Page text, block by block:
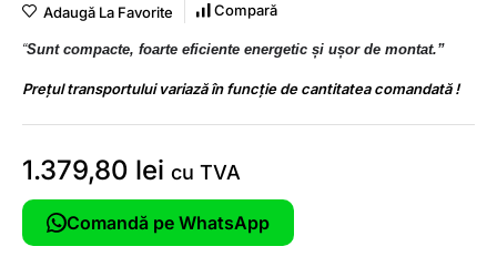
Adaugă La Favorite Compară
“Sunt compacte, foarte eficiente energetic și ușor de montat.”
Prețul transportului variază în funcție de cantitatea comandată !
1.379,80 lei cu TVA
Comandă pe WhatsApp